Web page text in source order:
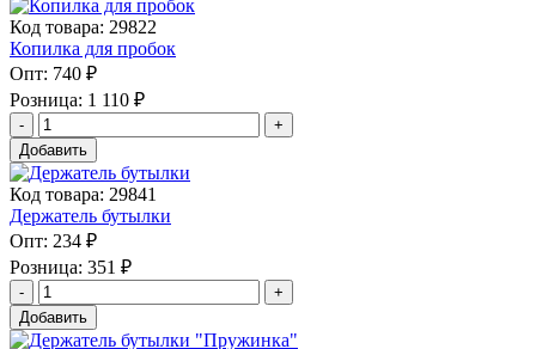
Код товара: 29822
Копилка для пробок
Опт: 740 ₽
Розница: 1 110 ₽
Добавить
Код товара: 29841
Держатель бутылки
Опт: 234 ₽
Розница: 351 ₽
Добавить